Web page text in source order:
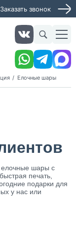
Заказать звонок
Елочные шары
елочные шары с
печать,
подарки для
у нас или
в ближайшее
с политикой